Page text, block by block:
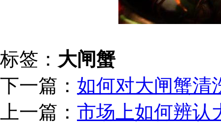
标签： 大闸蟹
下一篇： 如何对大闸蟹清
上一篇： 市场上如何辨认